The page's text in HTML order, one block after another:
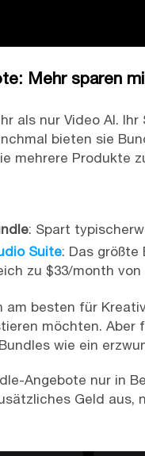
Mehr sparen
als nur Video AI.
bieten sie
mehrere Produkte
: Spart
Suite: Das größte
zu $33/month von
am besten für
möchten. Aber
wie ein
Angebote nur in
Geld aus,